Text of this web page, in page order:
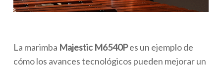
La marimba Majestic M6540Pes un ejemplo de
cómo los avances tecnológicos pueden mejorar un